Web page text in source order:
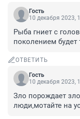
Гость
10 декабря 2023,
Рыба гниет с
поколением
ОТВЕТИТЬ
Гость
10 декабря 2023,
Зло порождает
люди,мотайте на